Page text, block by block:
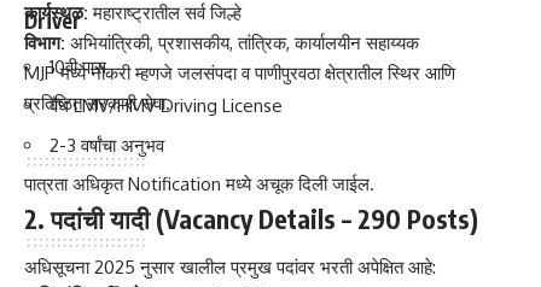
Driver
10वी पास
वैध LMV/HMV Driving License
2-3 वर्षांचा अनुभव
पात्रता अधिकृत Notification मध्ये अचूक दिली जाईल.
कार्यस्थळ: महाराष्ट्रातील सर्व जिल्हे
विभाग: अभियांत्रिकी, प्रशासकीय, तांत्रिक, कार्यालयीन सहाय्यक
MJP मध्ये नोकरी म्हणजे जलसंपदा व पाणीपुरवठा क्षेत्रातील स्थिर आणि
प्रतिष्ठित सरकारी सेवा.
2. पदांची यादी (Vacancy Details – 290 Posts)
अधिसूचना 2025 नुसार खालील प्रमुख पदांवर भरती अपेक्षित आहे: